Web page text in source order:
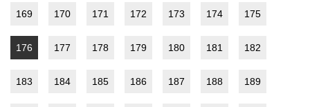
169 170 171 172 173 174 175
176 177 178 179 180 181 182
183 184 185 186 187 188 189